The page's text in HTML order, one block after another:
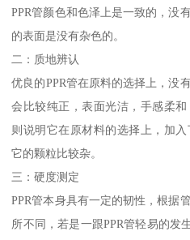
PPR管颜色和色泽上是一致的，没
的表面是没有杂色的。
二：质地辨认
优良的PPR管在原料的选择上，没
会比较纯正，表面光洁，手感柔
则说明它在原材料的选择上，加
它的颗粒比较杂。
三：硬度测定
PPR管本身具有一定的韧性，根据
所不同，若是一跟PPR管轻易的发